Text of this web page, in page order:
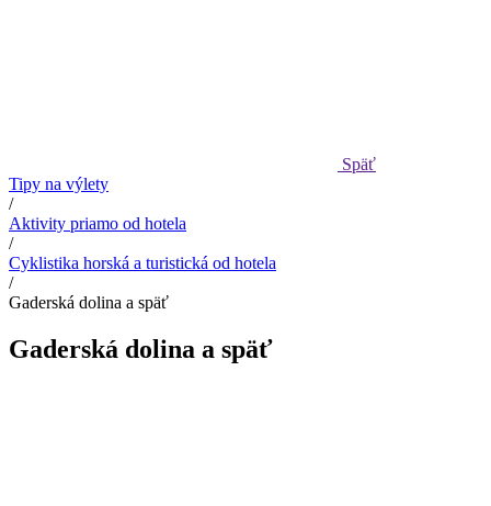
Späť
Tipy na výlety
/
Aktivity priamo od hotela
/
Cyklistika horská a turistická od hotela
/
Gaderská dolina a späť
Gaderská dolina a späť